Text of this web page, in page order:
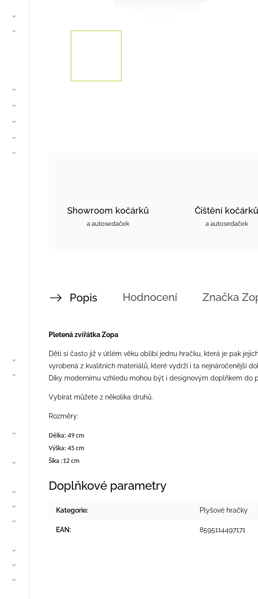
Showroom kočárků
a autosedaček
Čištění kočárků
a autosedaček
Popis Hodnocení Značka
Pletená zvířátka Zopa
Děti si často již v útlém věku oblíbí jednu hračku, která je pak
vyrobená z kvalitních materiálů, které vydrží i ta nejnáročenější
Díky modernímu vzhledu mohou být i designovým doplňkem do
Vybírat můžete z několika druhů.
Rozměry:
Délka: 49 cm
Výška: 45 cm
Šíka :12 cm
Doplňkové parametry
Kategorie: Plyšové hračky
EAN : 8595114497171